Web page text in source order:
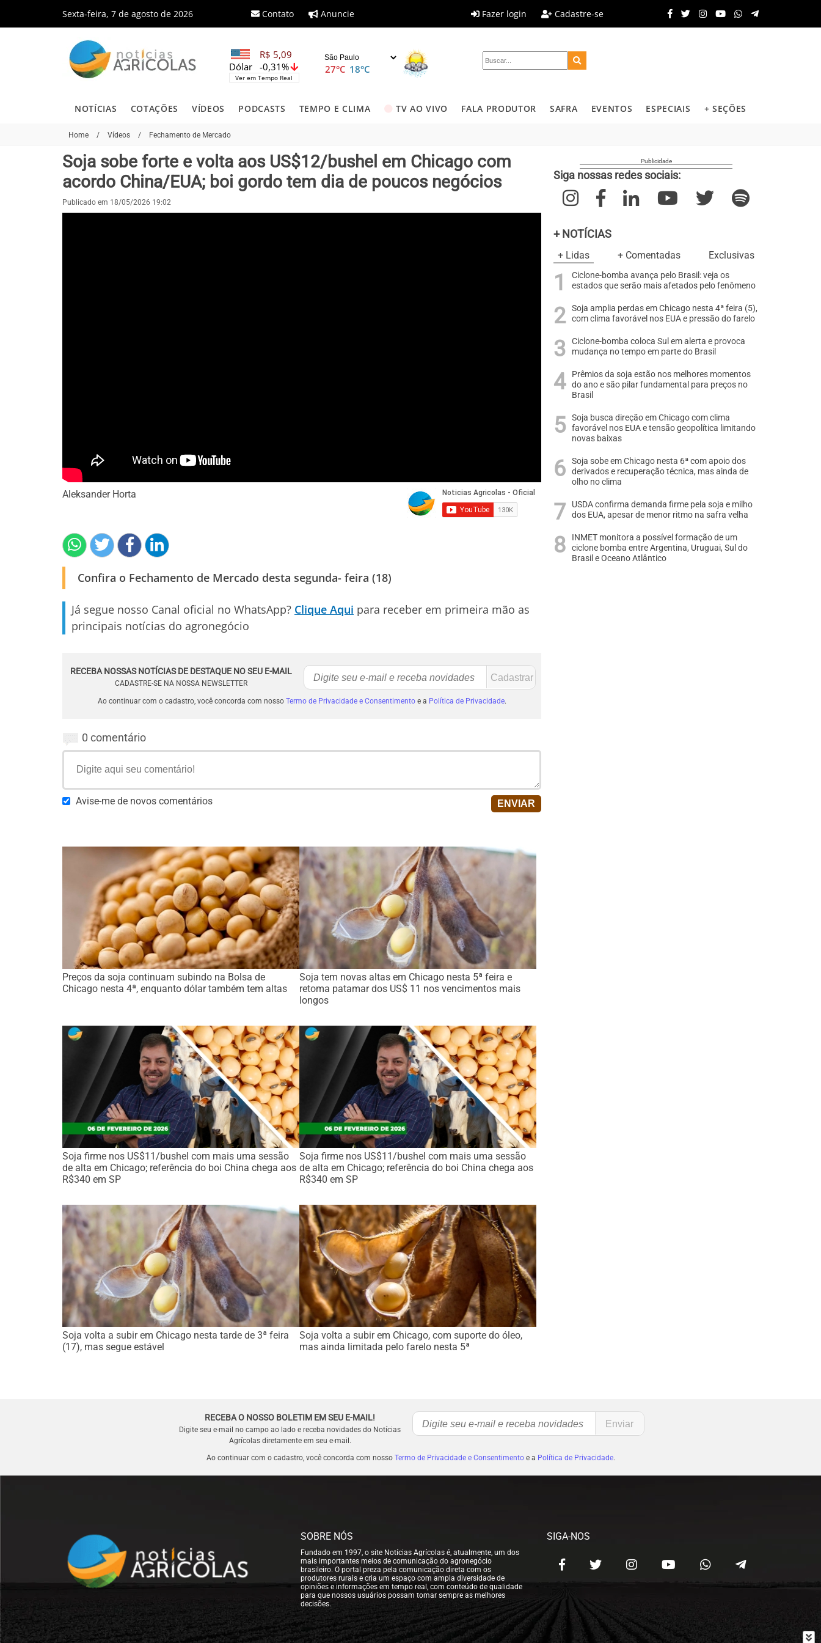
Sexta-feira, 7 de agosto de 2026 Contato Anuncie Fazer login Cadastre-se
R$ 5,09
-0,31%
Dólar
Ver em Tempo Real
27°C 18°C
NOTÍCIAS COTAÇÕES VÍDEOS PODCASTS TEMPO E CLIMA TV AO VIVO FALA PRODUTOR SAFRA EVENTOS ESPECIAIS + SEÇÕES
Home / Vídeos / Fechamento de Mercado
Soja sobe forte e volta aos US$12/bushel em Chicago com
acordo China/EUA; boi gordo tem dia de poucos negócios
Publicado em 18/05/2026 19:02
Aleksander Horta
Confira o Fechamento de Mercado desta segunda- feira (18)
Já segue nosso Canal oficial no WhatsApp? Clique Aqui para receber em primeira mão as
principais notícias do agronegócio
RECEBA NOSSAS NOTÍCIAS DE DESTAQUE NO SEU E-MAIL
CADASTRE-SE NA NOSSA NEWSLETTER
Ao continuar com o cadastro, você concorda com nosso Termo de Privacidade e Consentimentoe a Política de Privacidade.
0 comentário
Avise-me de novos comentários
Preços da soja continuam subindo na Bolsa de
Chicago nesta 4ª, enquanto dólar também tem altas
Soja tem novas altas em Chicago nesta 5ª feira e
retoma patamar dos US$ 11 nos vencimentos mais
longos
Soja firme nos US$11/bushel com mais uma sessão
de alta em Chicago; referência do boi China chega aos
R$340 em SP
Soja firme nos US$11/bushel com mais uma sessão
de alta em Chicago; referência do boi China chega aos
R$340 em SP
Soja volta a subir em Chicago nesta tarde de 3ª feira
(17), mas segue estável
Soja volta a subir em Chicago, com suporte do óleo,
mas ainda limitada pelo farelo nesta 5ª
Siga nossas redes sociais:
+ NOTÍCIAS
+ Lidas + Comentadas Exclusivas
Ciclone-bomba avança pelo Brasil: veja os
estados que serão mais afetados pelo fenômeno
Soja amplia perdas em Chicago nesta 4ª feira (5),
com clima favorável nos EUA e pressão do farelo
Ciclone-bomba coloca Sul em alerta e provoca
mudança no tempo em parte do Brasil
Prêmios da soja estão nos melhores momentos
do ano e são pilar fundamental para preços no
Brasil
Soja busca direção em Chicago com clima
favorável nos EUA e tensão geopolítica limitando
novas baixas
Soja sobe em Chicago nesta 6ª com apoio dos
derivados e recuperação técnica, mas ainda de
olho no clima
USDA confirma demanda firme pela soja e milho
dos EUA, apesar de menor ritmo na safra velha
INMET monitora a possível formação de um
ciclone bomba entre Argentina, Uruguai, Sul do
Brasil e Oceano Atlântico
RECEBA O NOSSO BOLETIM EM SEU E-MAIL!
Digite seu e-mail no campo ao lado e receba novidades do Notícias
Agrícolas diretamente em seu e-mail.
Ao continuar com o cadastro, você concorda com nosso Termo de Privacidade e Consentimentoe a Política de Privacidade.
SOBRE NÓS
Fundado em 1997, o site Notícias Agrícolas é, atualmente, um dos
mais importantes meios de comunicação do agronegócio
brasileiro. O portal preza pela comunicação direta com os
produtores rurais e cria um espaço com ampla diversidade de
opiniões e informações em tempo real, com conteúdo de qualidade
para que nossos usuários possam tomar sempre as melhores
decisões.
SIGA-NOS